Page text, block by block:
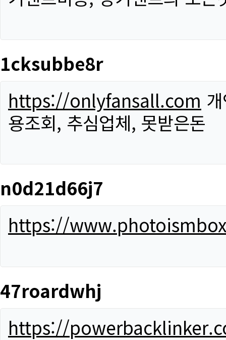
1cksubbe8r
https://onlyfansall.com
용조회, 추심업체, 못받은돈
n0d21d66j7
https://
47roardwhj
https://